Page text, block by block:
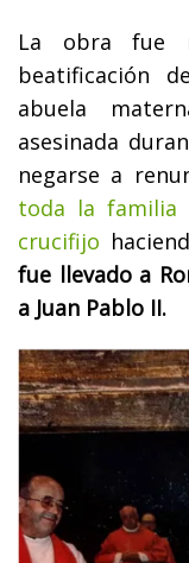
La obra fue
beatificación
abuela
asesinada
negarse a
toda la familia
crucifijo
fue llevado a
a Juan Pablo II.